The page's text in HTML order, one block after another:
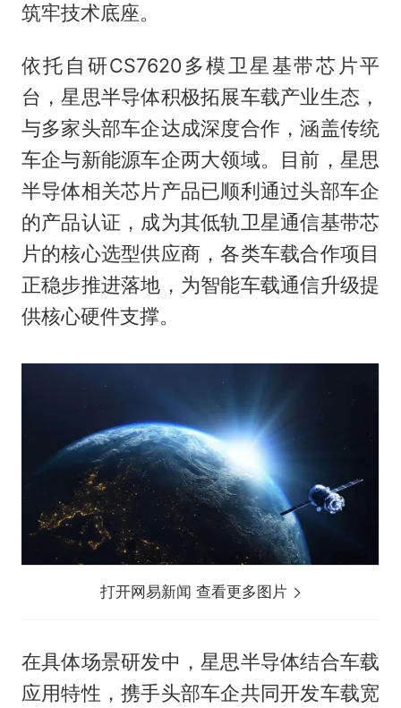
筑牢技术底座。
依托自研CS7620多模卫星基带芯片平
台，星思半导体积极拓展车载产业生态，
与多家头部车企达成深度合作，涵盖传统
车企与新能源车企两大领域。目前，星思
半导体相关芯片产品已顺利通过头部车企
的产品认证，成为其低轨卫星通信基带芯
片的核心选型供应商，各类车载合作项目
正稳步推进落地，为智能车载通信升级提
供核心硬件支撑。
打开网易新闻 查看更多图片
在具体场景研发中，星思半导体结合车载
应用特性，携手头部车企共同开发车载宽